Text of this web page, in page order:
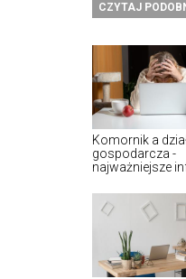
CZYTAJ
Komornik a
gospodarcza -
najważniejsze